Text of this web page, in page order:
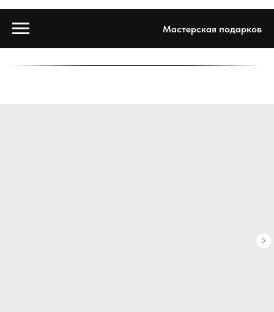
Мастерская подарков